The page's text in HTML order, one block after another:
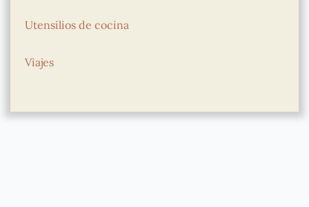
Utensilios de cocina
Viajes